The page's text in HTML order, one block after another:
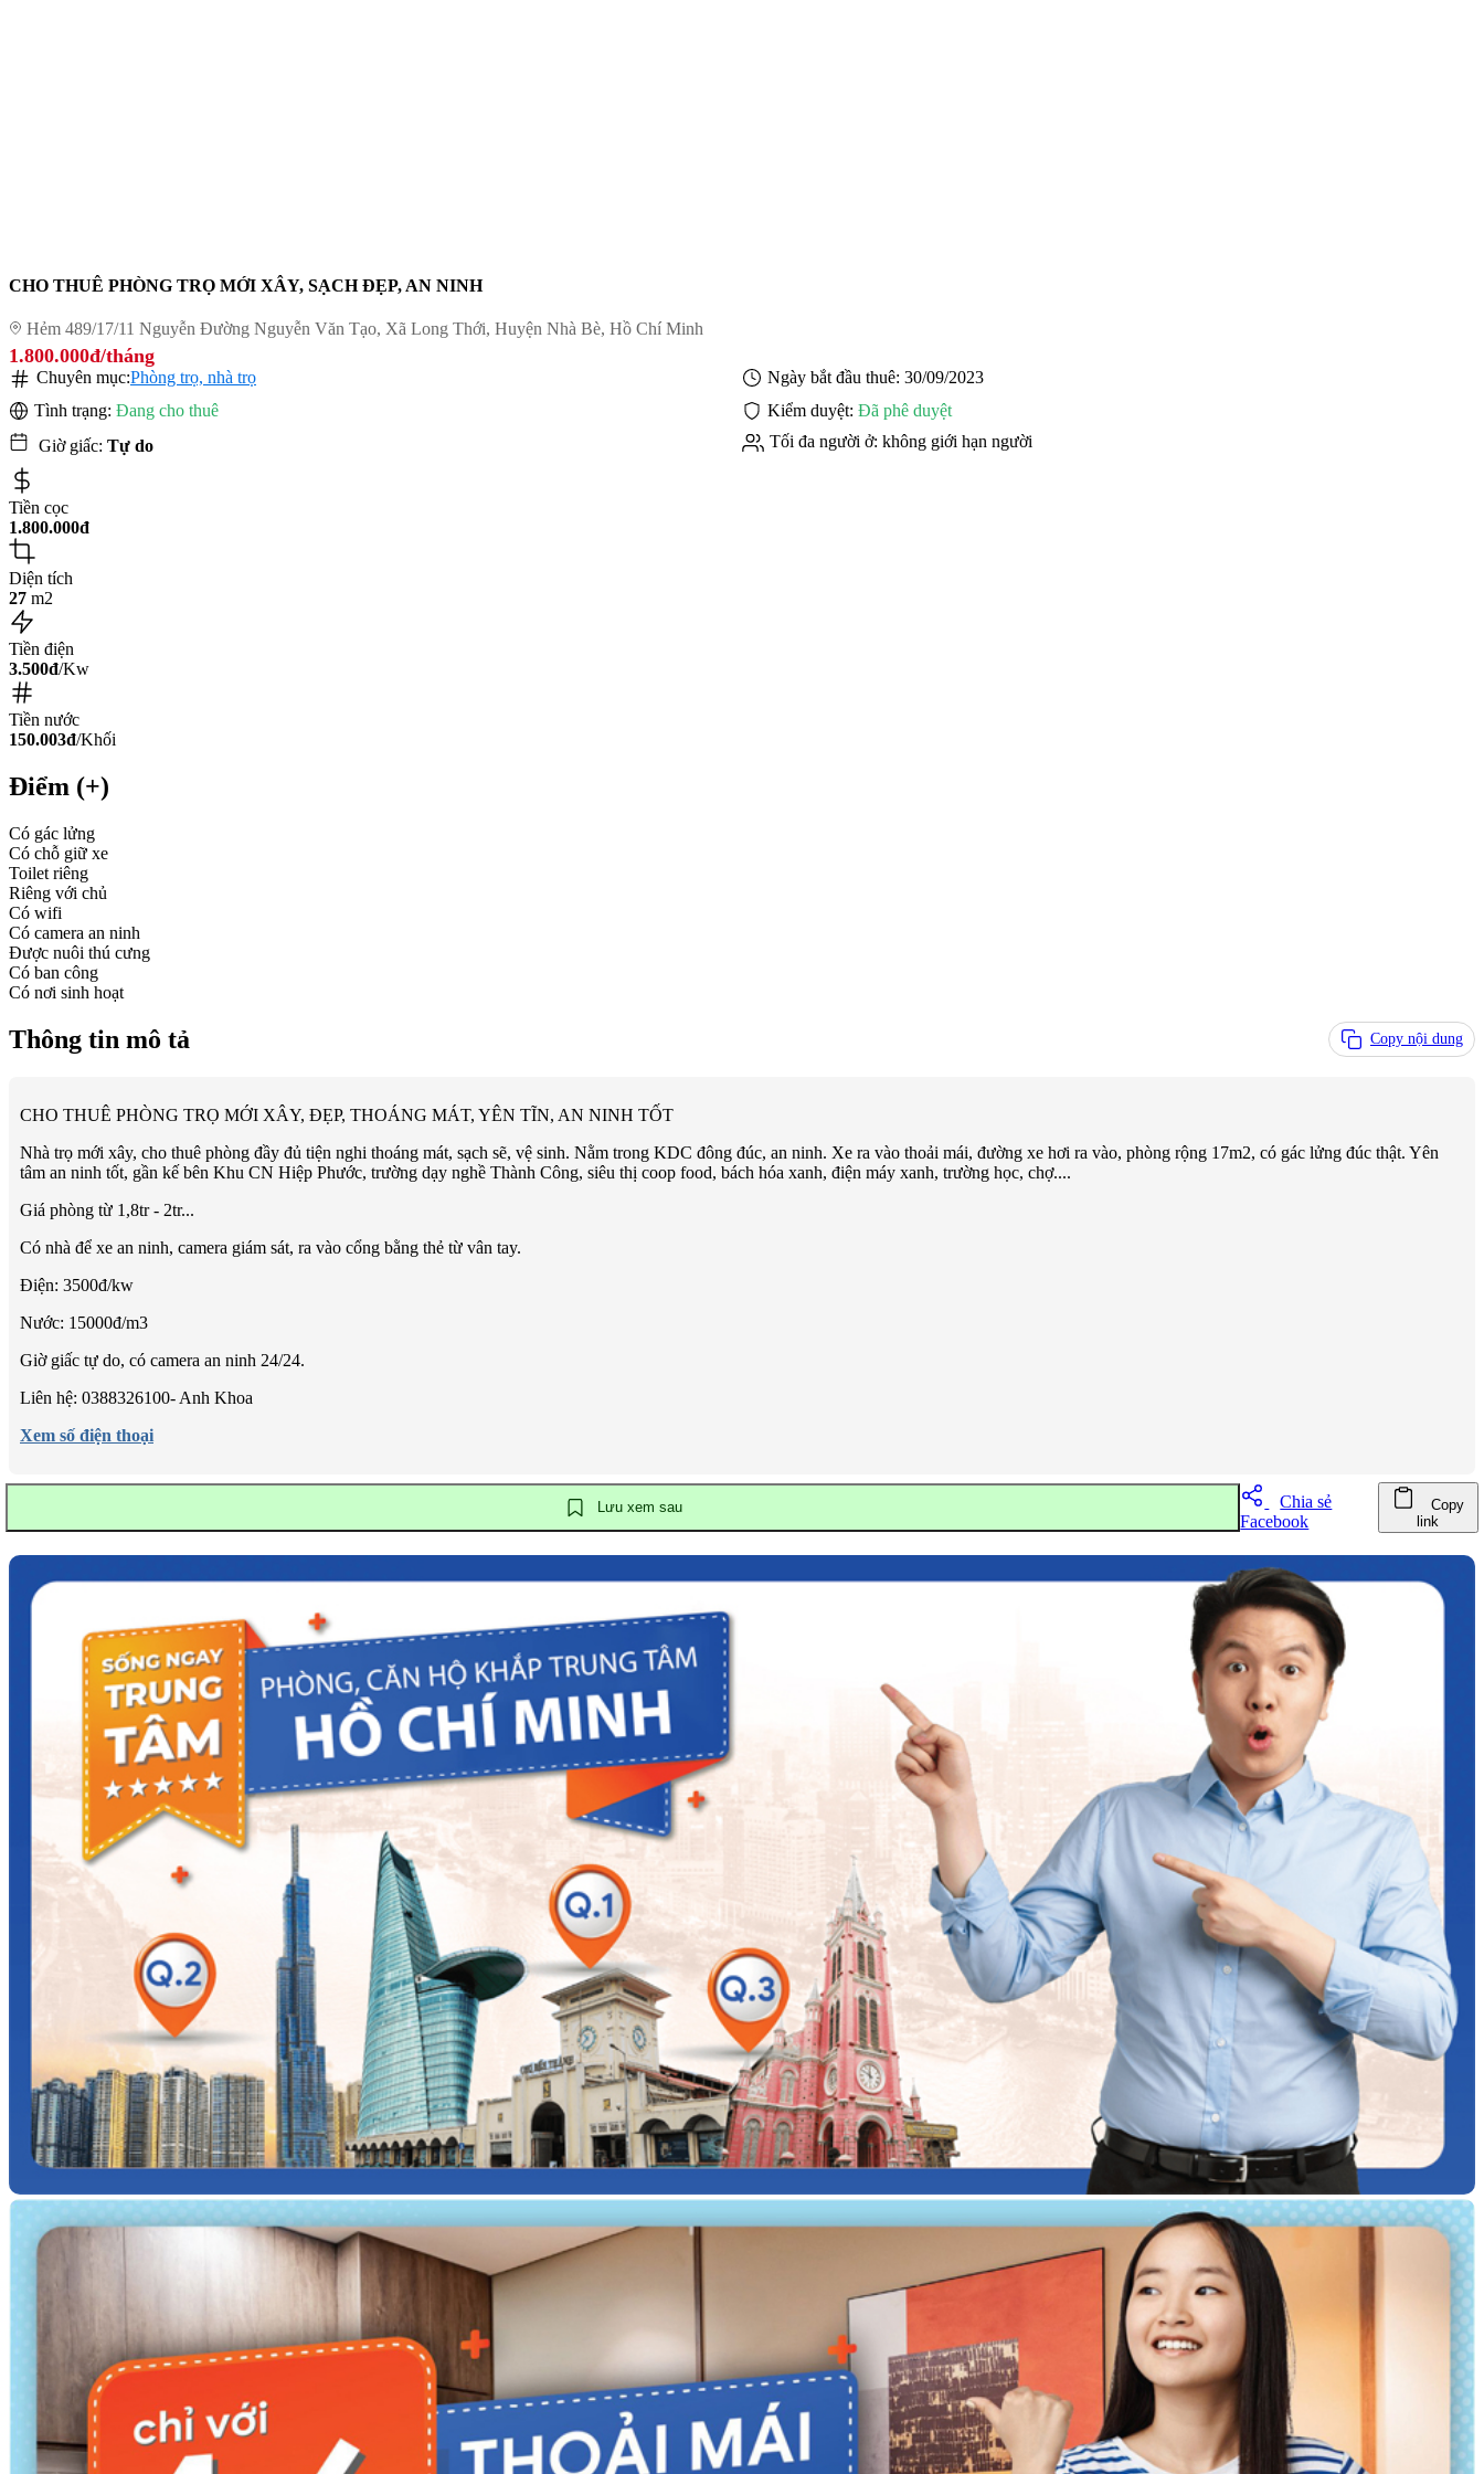
CHO THUÊ PHÒNG TRỌ MỚI XÂY, SẠCH ĐẸP, AN NINH
Hẻm 489/17/11 Nguyễn Đường Nguyễn Văn Tạo, Xã Long Thới, Huyện Nhà Bè, Hồ Chí Minh
1.800.000đ/tháng
Chuyên mục:Phòng trọ, nhà trọ Ngày bắt đầu thuê: 30/09/2023
Tình trạng: Đang cho thuê Kiểm duyệt: Đã phê duyệt
Giờ giấc: Tự do Tối đa người ở: không giới hạn người
Tiền cọc
1.800.000đ
Diện tích
27 m2
Tiền điện
3.500đ/Kw
Tiền nước
150.003đ/Khối
Điểm (+)
Có gác lửng
Có chỗ giữ xe
Toilet riêng
Riêng với chủ
Có wifi
Có camera an ninh
Được nuôi thú cưng
Có ban công
Có nơi sinh hoạt
Thông tin mô tả Copy nội dung
CHO THUÊ PHÒNG TRỌ MỚI XÂY, ĐẸP, THOÁNG MÁT, YÊN TĨN, AN NINH TỐT
Nhà trọ mới xây, cho thuê phòng đầy đủ tiện nghi thoáng mát, sạch sẽ, vệ sinh. Nằm trong KDC đông đúc, an ninh. Xe ra vào thoải mái, đường xe hơi ra vào, phòng rộng 17m2, có gác lửng đúc thật. Yên
tâm an ninh tốt, gần kế bên Khu CN Hiệp Phước, trường dạy nghề Thành Công, siêu thị coop food, bách hóa xanh, điện máy xanh, trường học, chợ....
Giá phòng từ 1,8tr - 2tr...
Có nhà để xe an ninh, camera giám sát, ra vào cổng bằng thẻ từ vân tay.
Điện: 3500đ/kw
Nước: 15000đ/m3
Giờ giấc tự do, có camera an ninh 24/24.
Liên hệ: 0388326100- Anh Khoa
Xem số điện thoại
Lưu xem sau
Chia sẻ
Facebook
Copy
link